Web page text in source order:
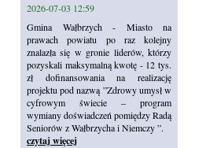
2026-07-03 12:59
Gmina Wałbrzych - Miasto na
prawach powiatu po raz kolejny
znalazła się w gronie liderów, którzy
pozyskali maksymalną kwotę - 12 tys.
zł dofinansowania na realizację
projektu pod nazwą ”Zdrowy umysł w
cyfrowym świecie – program
wymiany doświadczeń pomiędzy Radą
Seniorów z Wałbrzycha i Niemczy ”.
czytaj więcej